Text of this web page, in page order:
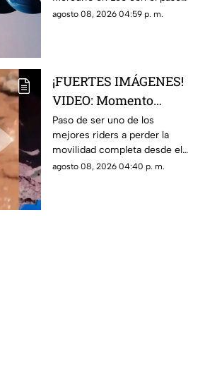
enfoque emocional
de la Luna a Cáncer y Venus en
agosto 08, 2026 04:59 p. m.
¡FUERTES IMÁGENES!
VIDEO: Momento
exacto en que famoso
rider catalán sufre una
caída que lo deja
parapléjico
Paso de ser uno de los
mejores riders a perder la
movilidad completa desde el
pecho hasta sus piernas
agosto 08, 2026 04:40 p. m.